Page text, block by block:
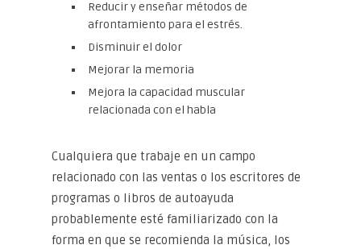
Reducir y enseñar métodos de
afrontamiento para el estrés.
Disminuir el dolor
Mejorar la memoria
Mejora la capacidad muscular
relacionada con el habla
Cualquiera que trabaje en un campo
relacionado con las ventas o los escritores de
programas o libros de autoayuda
probablemente esté familiarizado con la
forma en que se recomienda la música, los